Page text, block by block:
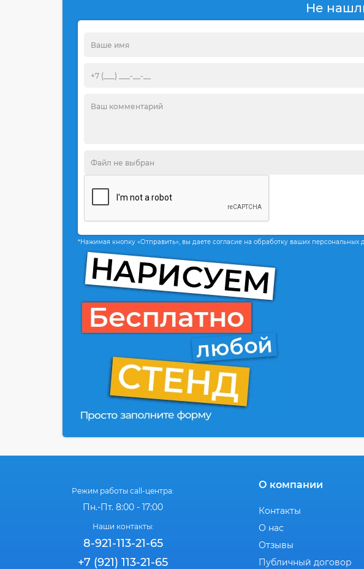
Не
*Нажимая кнопку «Отправить», вы даете согласие на обработку ваших
Режим работы call-центра:
Пн.-Пт. 8:00 - 17:00
Наши контакты:
8-921-113-21-65
+7 (921) 113-21-65
О компании
Контакты
О нас
Отзывы
Публичный договор